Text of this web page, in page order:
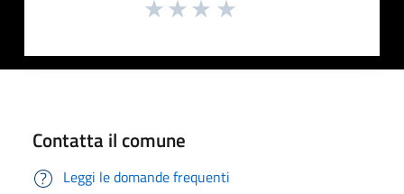
Contatta il comune
Leggi le domande frequenti